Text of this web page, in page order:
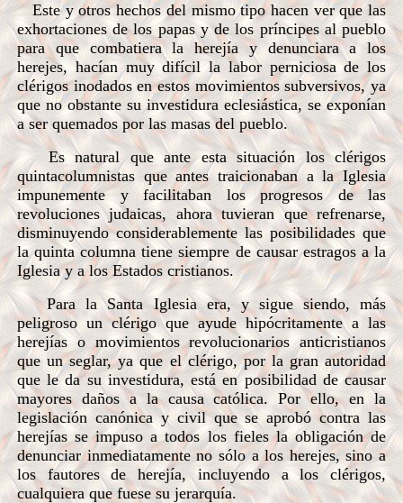
Este y otros hechos del mismo tipo hacen ver que las
exhortaciones de los papas y de los príncipes al pueblo
para que combatiera la herejía y denunciara a los
herejes, hacían muy difícil la labor perniciosa de los
clérigos inodados en estos movimientos subversivos, ya
que no obstante su investidura eclesiástica, se exponían
a ser quemados por las masas del pueblo.
Es natural que ante esta situación los clérigos
quintacolumnistas que antes traicionaban a la Iglesia
impunemente y facilitaban los progresos de las
revoluciones judaicas, ahora tuvieran que refrenarse,
disminuyendo considerablemente las posibilidades que
la quinta columna tiene siempre de causar estragos a la
Iglesia y a los Estados cristianos.
Para la Santa Iglesia era, y sigue siendo, más
peligroso un clérigo que ayude hipócritamente a las
herejías o movimientos revolucionarios anticristianos
que un seglar, ya que el clérigo, por la gran autoridad
que le da su investidura, está en posibilidad de causar
mayores daños a la causa católica. Por ello, en la
legislación canónica y civil que se aprobó contra las
herejías se impuso a todos los fieles la obligación de
denunciar inmediatamente no sólo a los herejes, sino a
los fautores de herejía, incluyendo a los clérigos,
cualquiera que fuese su jerarquía.